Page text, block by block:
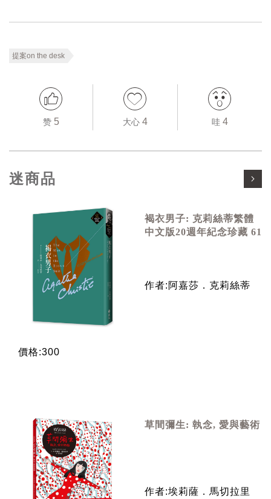
提案on the desk
赞 5 大心 4 哇 4
迷商品
褐衣男子: 克莉絲蒂繁體
中文版20週年紀念珍藏 61
作者:阿嘉莎．克莉絲蒂
價格:300
草間彌生: 執念, 愛與藝術
作者:埃莉薩．馬切拉里